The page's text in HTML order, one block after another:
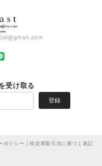
受け取る
登録
ポリシー |特定商取引法に基づく表記